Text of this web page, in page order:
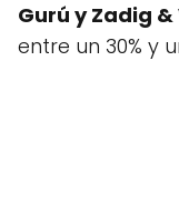
Gurú y Zadig
entre un 30% y